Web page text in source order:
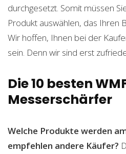
durchgesetzt. Somit müssen
Produkt auswählen, das Ihren
Wir hoffen, Ihnen bei der
sein. Denn wir sind erst
Die 10 besten
Messerschärfer
Welche Produkte werden
empfehlen andere Käufer?